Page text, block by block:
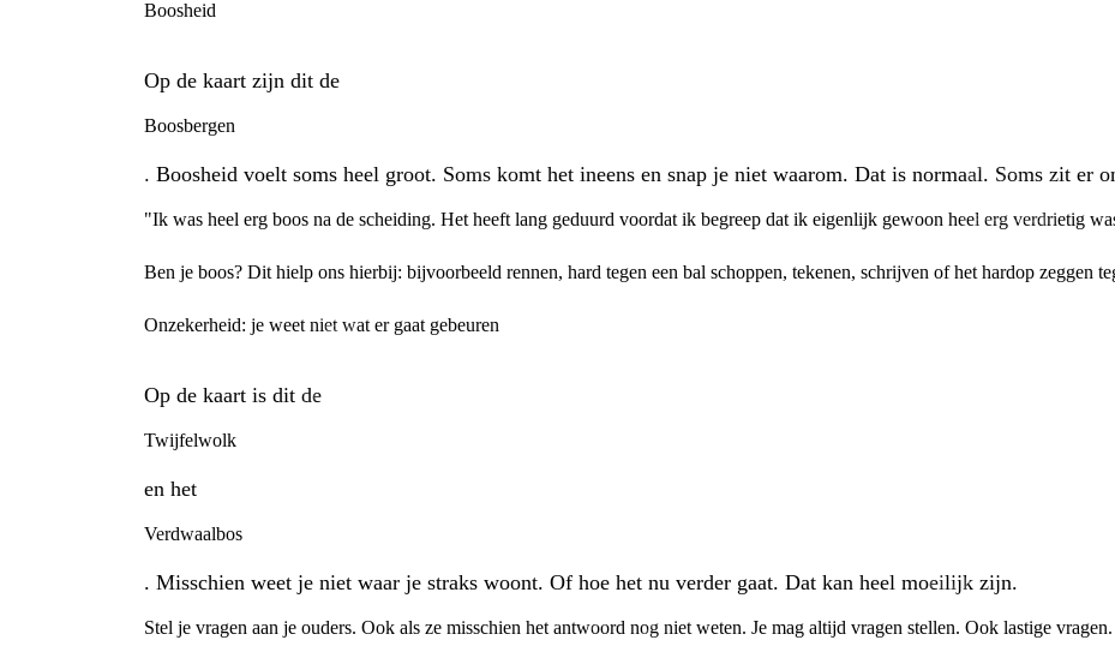
Boosheid
Op de kaart zijn dit de
Boosbergen
. Boosheid voelt soms heel groot. Soms komt het ineens en snap je niet waarom. Dat is normaal. Soms zit er
"Ik was heel erg boos na de scheiding. Het heeft lang geduurd voordat ik begreep dat ik eigenlijk gewoon heel erg verdrietig
Ben je boos? Dit hielp ons hierbij: bijvoorbeeld rennen, hard tegen een bal schoppen, tekenen, schrijven of het hardop zeggen
Onzekerheid: je weet niet wat er gaat gebeuren
Op de kaart is dit de
Twijfelwolk
en het
Verdwaalbos
. Misschien weet je niet waar je straks woont. Of hoe het nu verder gaat. Dat kan heel moeilijk zijn.
Stel je vragen aan je ouders. Ook als ze misschien het antwoord nog niet weten. Je mag altijd vragen stellen. Ook lastige vragen.